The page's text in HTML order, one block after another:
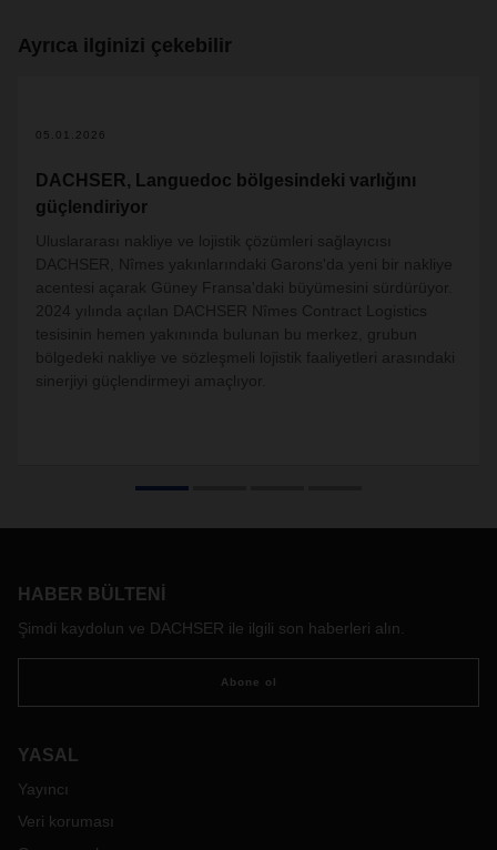
Ayrıca ilginizi çekebilir
05.01.2026
DACHSER, Languedoc bölgesindeki varlığını
güçlendiriyor
Uluslararası nakliye ve lojistik çözümleri sağlayıcısı
DACHSER, Nîmes yakınlarındaki Garons'da yeni bir nakliye
acentesi açarak Güney Fransa'daki büyümesini sürdürüyor.
2024 yılında açılan DACHSER Nîmes Contract Logistics
tesisinin hemen yakınında bulunan bu merkez, grubun
bölgedeki nakliye ve sözleşmeli lojistik faaliyetleri arasındaki
sinerjiyi güçlendirmeyi amaçlıyor.
HABER BÜLTENI
Şimdi kaydolun ve DACHSER ile ilgili son haberleri alın.
Abone ol
YASAL
Yayıncı
Veri koruması